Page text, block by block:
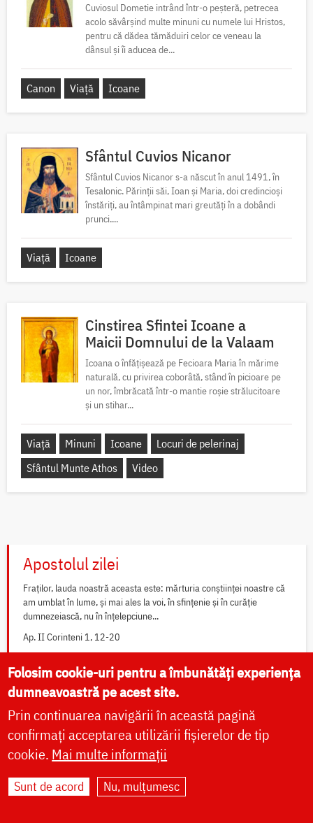
Cuviosul Dometie intrând într-o peșteră, petrecea
acolo săvârșind multe minuni cu numele lui Hristos,
pentru că dădea tămăduiri celor ce veneau la
dânsul și îi aducea de...
Canon Viață Icoane
Sfântul Cuvios Nicanor
Sfântul Cuvios Nicanor s-a născut în anul 1491, în
Tesalonic. Părinții săi, Ioan și Maria, doi credincioși
înstăriți, au întâmpinat mari greutăți în a dobândi
prunci....
Viață Icoane
Cinstirea Sfintei Icoane a
Maicii Domnului de la Valaam
Icoana o înfățișează pe Fecioara Maria în mărime
naturală, cu privirea coborâtă, stând în picioare pe
un nor, îmbrăcată într-o mantie roșie strălucitoare
și un stihar...
Viață Minuni Icoane
Locuri de pelerinaj
Sfântul Munte Athos
Video
Apostolul zilei
Fraților, lauda noastră aceasta este: mărturia conștiinței noastre că
am umblat în lume, și mai ales la voi, în sfințenie și în curăție
dumnezeiască, nu în înțelepciune...
Ap. II Corinteni 1, 12-20
Evanghelia zilei
În vremea aceea s-au apropiat de Iisus saducheii, cei ce zic că nu
este înviere, și L-au întrebat, zicând: Învățătorule, Moise a zis: «Dacă
cineva moare neavând copii, fratele...
Ev. Matei 22, 23-33
Folosim cookie-uri pentru a îmbunătăți experiența
dumneavoastră pe acest site.
Prin continuarea navigării în această pagină
confirmați acceptarea utilizării fișierelor de tip
cookie. Mai multe informații
Sunt de acord Nu, mulțumesc